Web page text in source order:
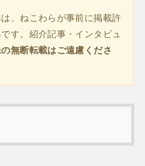
、ねこわらが事前に掲載許
す。紹介記事・インタビュ
無断転載はご遠慮くださ